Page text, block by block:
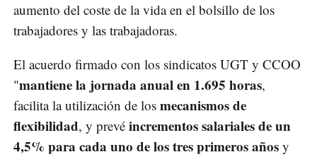
aumento del coste de la vida en el bolsillo de los
trabajadores y las trabajadoras.
El acuerdo firmado con los sindicatos UGT y CCOO
"mantiene la jornada anual en 1.695 horas,
facilita la utilización de los mecanismos de
flexibilidad, y prevé incrementos salariales de un
4,5% para cada uno de los tres primeros años y